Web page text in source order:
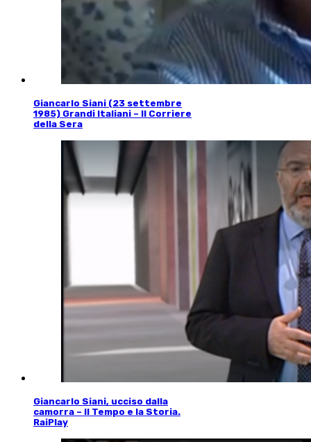
Giancarlo Siani (23 settembre
1985) Grandi Italiani – Il Corriere
della Sera
Giancarlo Siani, ucciso dalla
camorra – Il Tempo e la Storia.
RaiPlay